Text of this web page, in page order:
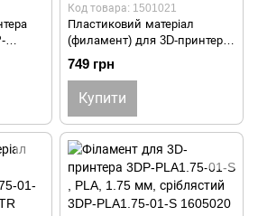
Код товара: 1501021
Пластиковий матеріал
(филамент) для 3D-принтера
3DP-PLA1.75-01-GR 3DP-
PLA1.75-01-GR
749 грн
Купити